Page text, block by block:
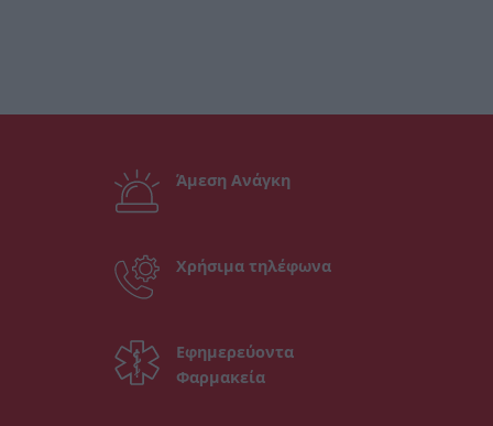
Άμεση Ανάγκη
Χρήσιμα τηλέφωνα
Εφημερεύοντα
Φαρμακεία